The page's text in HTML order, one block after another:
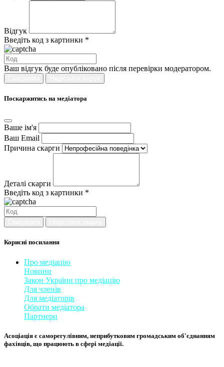
Відгук
Введіть код з картинки *
Ваш відгук буде опубліковано після перевірки модератором.
Поскаржитись на медіатора
Ваше ім'я
Ваш Email
Причина скарги
Деталі скарги
Введіть код з картинки *
Корисні посилання
Про медіацію
Новини
Закон України про медіаці​ю
Для членів
Для медіаторів
Обрати медіатора
Партнери
Асоціація є саморегулівним, неприбутковим громадським об'єднанням
фахівців, що працюють в сфері медіації. ​